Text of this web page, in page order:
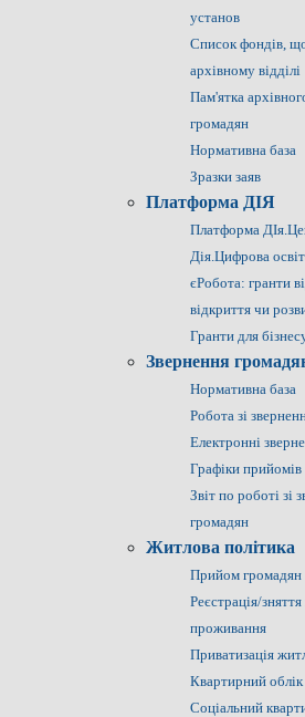
установ
Список фондів,
архівному відділі
Пам'ятка
громадян
Нормативна база
Зразки заяв
Платформа ДІЯ
Платформа
Дія.Цифрова
єРобота: гранти
відкриття чи
Гранти для
Звернення
Нормативна база
Робота зі
Електронні
Графіки прийомів
Звіт по роботі зі
громадян
Житлова політика
Прийом громадян
Реєстрація/зняття
проживання
Приватизація
Квартирний облік
Соціальний